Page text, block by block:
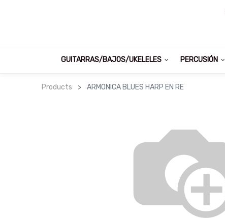
GUITARRAS/BAJOS/UKELELES PERCUSIÓN
Products ARMONICA BLUES HARP EN RE